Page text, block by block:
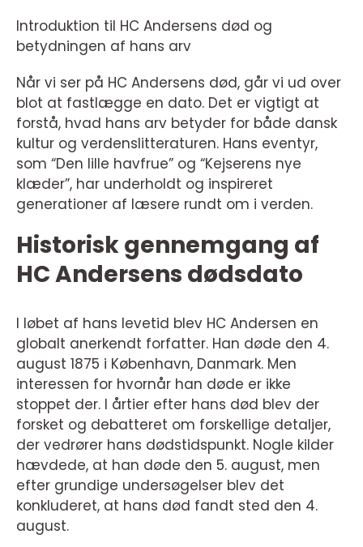
Introduktion til HC Andersens død og
betydningen af hans arv
Når vi ser på HC Andersens død, går vi ud over
blot at fastlægge en dato. Det er vigtigt at
forstå, hvad hans arv betyder for både dansk
kultur og verdenslitteraturen. Hans eventyr,
som “Den lille havfrue” og “Kejserens nye
klæder”, har underholdt og inspireret
generationer af læsere rundt om i verden.
Historisk gennemgang af
HC Andersens dødsdato
I løbet af hans levetid blev HC Andersen en
globalt anerkendt forfatter. Han døde den 4.
august 1875 i København, Danmark. Men
interessen for hvornår han døde er ikke
stoppet der. I årtier efter hans død blev der
forsket og debatteret om forskellige detaljer,
der vedrører hans dødstidspunkt. Nogle kilder
hævdede, at han døde den 5. august, men
efter grundige undersøgelser blev det
konkluderet, at hans død fandt sted den 4.
august.